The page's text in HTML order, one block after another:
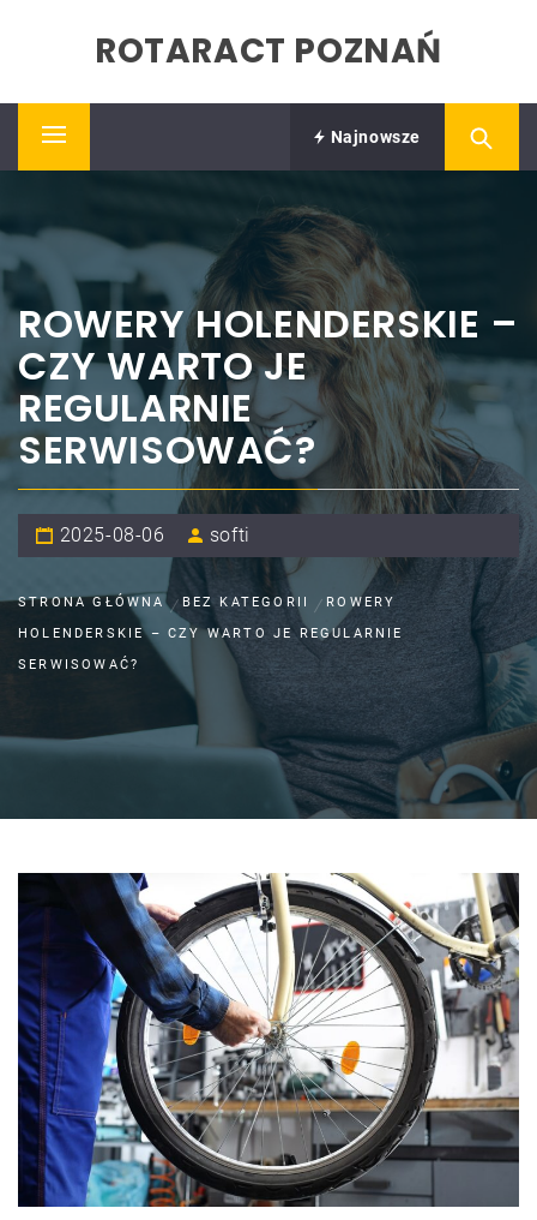
ROTARACT POZNAŃ
Primary
Najnowsze
ROWERY HOLENDERSKIE –
CZY WARTO JE
REGULARNIE
SERWISOWAĆ?
2025-08-06 softi
STRONA GŁÓWNA BEZ KATEGORII
ROWERY
HOLENDERSKIE – CZY WARTO JE REGULARNIE
SERWISOWAĆ?